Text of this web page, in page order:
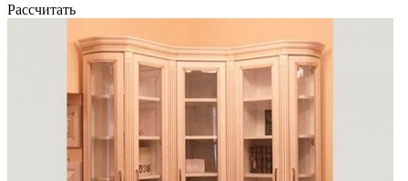
Рассчитать